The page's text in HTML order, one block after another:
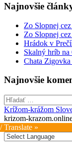
Najnovšie
Zo Slopnej
Zo Slopnej
Hrádok v
Skalný hríb
Chata
Najnovšie
Hľadať:
Krížom-krážom
krizom-
Translate »